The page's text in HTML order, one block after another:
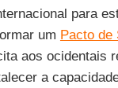
para
um Pacto de
aos ocidentais
a